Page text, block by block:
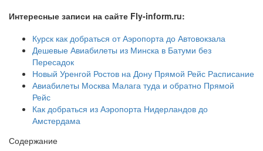
Интересные записи на сайте Fly-inform.ru:
Курск как добраться от Аэропорта до Автовокзала
Дешевые Авиабилеты из Минска в Батуми без
Пересадок
Новый Уренгой Ростов на Дону Прямой Рейс Расписание
Авиабилеты Москва Малага туда и обратно Прямой
Рейс
Как добраться из Аэропорта Нидерландов до
Амстердама
Содержание